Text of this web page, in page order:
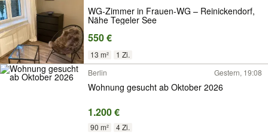
WG-Zimmer in Frauen-WG – Reinickendorf,
Nähe Tegeler See
550 €
13 m²
1 Zi.
Berlin
Gestern, 19:08
Wohnung gesucht ab Oktober 2026
1.200 €
90 m²
4 Zi.